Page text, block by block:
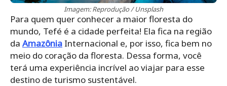
Imagem: Reprodução / Unsplash
Para quem quer conhecer a maior floresta do
mundo, Tefé é a cidade perfeita! Ela fica na região
da Amazônia Internacional e, por isso, fica bem no
meio do coração da floresta. Dessa forma, você
terá uma experiência incrível ao viajar para esse
destino de turismo sustentável.